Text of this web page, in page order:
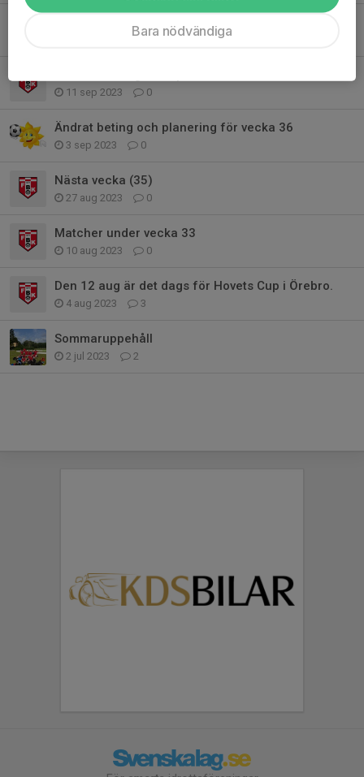
1
11 sep 2023 0
Ändrat beting och planering för vecka 36
3 sep 2023 0
Nästa vecka (35)
27 aug 2023 0
Matcher under vecka 33
10 aug 2023 0
Den 12 aug är det dags för Hovets Cup i Örebro.
4 aug 2023 3
Sommaruppehåll
2 jul 2023 2
Bara nödvändiga